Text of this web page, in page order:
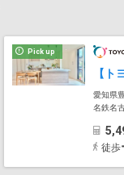
Pick up
愛知県
名鉄名
徒歩